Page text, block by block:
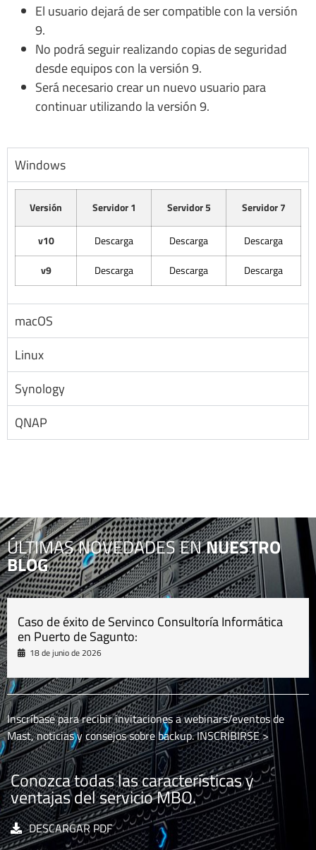
El usuario dejará de ser compatible con la versión
9.
No podrá seguir realizando copias de seguridad
desde equipos con la versión 9.
Será necesario crear un nuevo usuario para
continuar utilizando la versión 9.
Windows
Versión Servidor 1 Servidor 5 Servidor 7
v10 Descarga Descarga
Descarga
v9
Descarga Descarga Descarga
macOS
Linux
Synology
QNAP
ÚLTIMAS NOVEDADES ENNUESTRO
BLOG
Caso de éxito de Servinco Consultoría Informática
en Puerto de Sagunto:
18 de junio de 2026
Inscríbase para recibir invitaciones a webinars/eventos de
Mast, noticias y consejos sobre backup.INSCRIBIRSE >
Conozca todas las características y
ventajas del servicio MBO.
DESCARGAR PDF